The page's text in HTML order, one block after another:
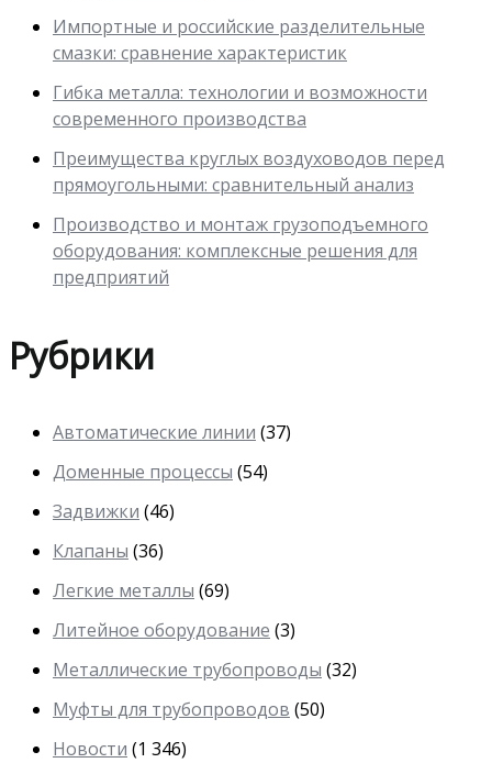
Импортные и российские разделительные
смазки: сравнение характеристик
Гибка металла: технологии и возможности
современного производства
Преимущества круглых воздуховодов перед
прямоугольными: сравнительный анализ
Производство и монтаж грузоподъемного
оборудования: комплексные решения для
предприятий
Рубрики
Автоматические линии (37)
Доменные процессы (54)
Задвижки (46)
Клапаны (36)
Легкие металлы (69)
Литейное оборудование (3)
Металлические трубопроводы (32)
Муфты для трубопроводов (50)
Новости (1 346)